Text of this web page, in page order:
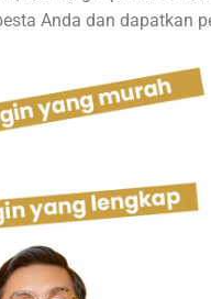
Anda dan dapatkan